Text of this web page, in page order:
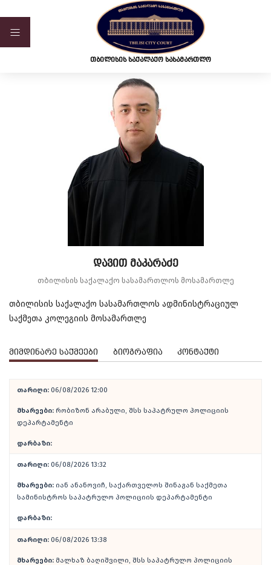
ვებ-გვერდი მუშაობს სატესტო რეჟიმში
თბილისის საქალაქო სასამართლო
დავით მაკარაძე
თბილისის საქალაქო სასამართლოს მოსამართლე
თბილისის საქალაქო სასამართლოს ადმინისტრაციულ
საქმეთა კოლეგიის მოსამართლე
მიმდინარე საქმეები ბიოგრაფია კონტაქტი
თარიღი: 06/08/2026 12:00
მხარეები: რობიზონ არაბული, შსს საპატრულო პოლიციის
დეპარტამენტი
დარბაზი:
თარიღი: 06/08/2026 13:32
მხარეები: იან ანანოვიჩ, საქართველოს შინაგან საქმეთა
სამინისტროს საპატრულო პოლიციის დეპარტამენტი
დარბაზი:
თარიღი: 06/08/2026 13:38
მხარეები: მალხაზ ბაღიშვილი, შსს საპატრულო პოლიციის